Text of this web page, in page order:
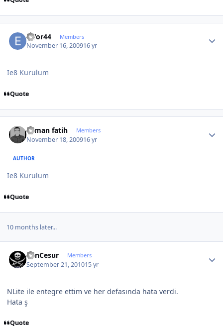
effor44 Members
November 16, 200916 yr
Ie8 Kurulum
Quote
osman fatih Members
November 18, 200916 yr
AUTHOR
Ie8 Kurulum
Quote
10 months later...
BenCesur Members
September 21, 201015 yr
NLite ile entegre ettim ve her defasında hata verdi.
Hata ş
Quote